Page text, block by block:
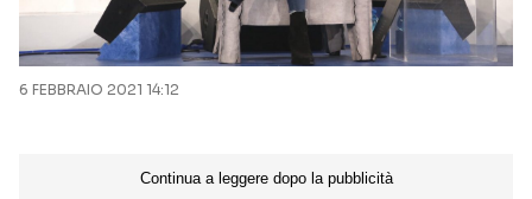
6 FEBBRAIO 2021 14:12